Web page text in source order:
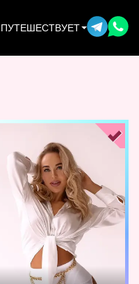
ПУТЕШЕСТВУЕТ